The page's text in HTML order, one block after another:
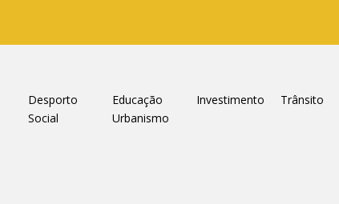
Desporto Educação Investimento
Trânsito
Social Urbanismo